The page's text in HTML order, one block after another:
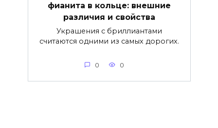
фианита в кольце: внешние
различия и свойства
Украшения с бриллиантами
считаются одними из самых дорогих.
0 0